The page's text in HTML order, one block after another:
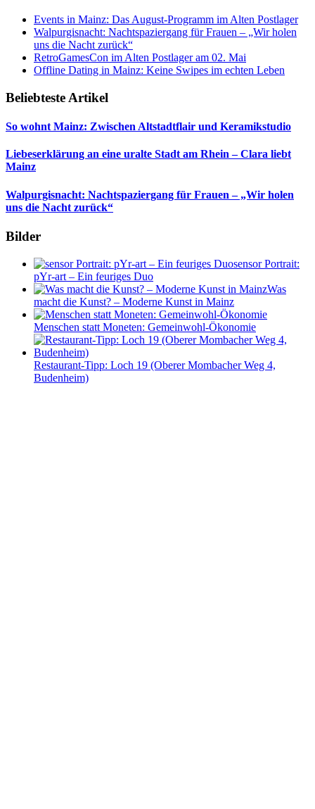
Events in Mainz: Das August-Programm im Alten Postlager
Walpurgisnacht: Nachtspaziergang für Frauen – „Wir holen
uns die Nacht zurück“
RetroGamesCon im Alten Postlager am 02. Mai
Offline Dating in Mainz: Keine Swipes im echten Leben
Beliebteste Artikel
So wohnt Mainz: Zwischen Altstadtflair und Keramikstudio
Liebeserklärung an eine uralte Stadt am Rhein – Clara liebt
Mainz
Walpurgisnacht: Nachtspaziergang für Frauen – „Wir holen
uns die Nacht zurück“
Bilder
sensor Portrait:
pYr-art – Ein feuriges Duo
Was
macht die Kunst? – Moderne Kunst in Mainz
Menschen statt Moneten: Gemeinwohl-Ökonomie
Restaurant-Tipp: Loch 19 (Oberer Mombacher Weg 4,
Budenheim)